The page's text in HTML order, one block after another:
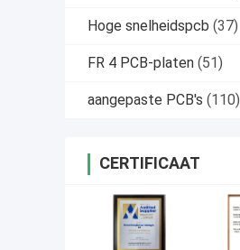
Hoge snelheidspcb (37)
FR 4 PCB-platen (51)
aangepaste PCB's (110)
CERTIFICAAT